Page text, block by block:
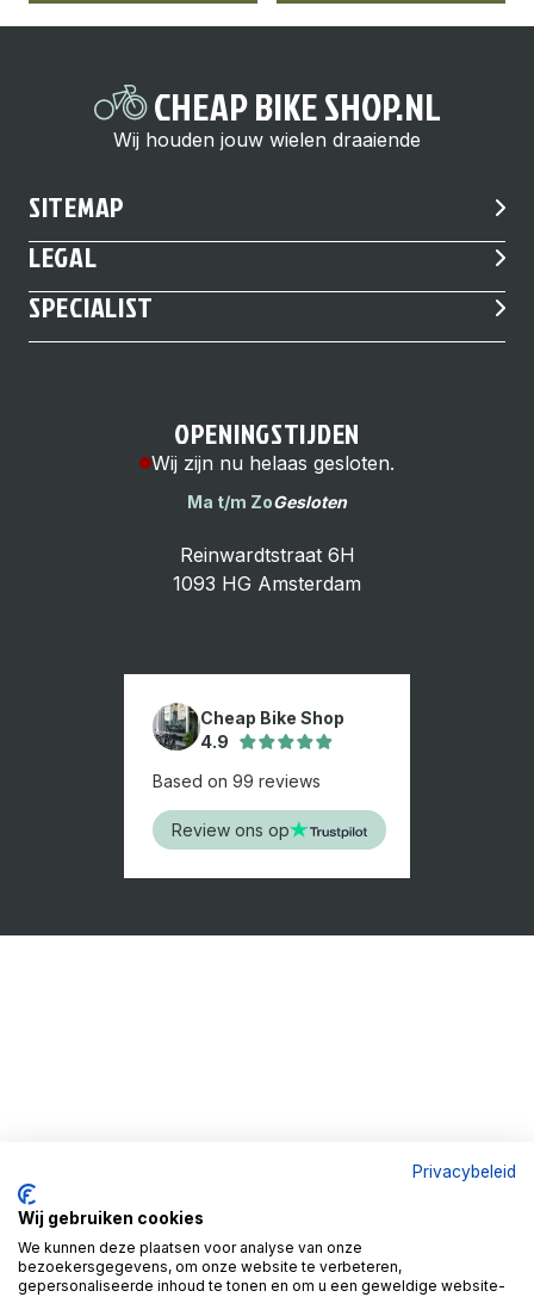
CHEAP BIKE SHOP.NL
Wij houden jouw wielen draaiende
SITEMAP
LEGAL
SPECIALIST
Cheap Bike Shop
4.9
Based on 99 reviews
Review ons op
OPENINGSTIJDEN
Wij zijn nu helaas gesloten.
Ma t/m ZoGesloten
Reinwardtstraat 6H
1093 HG Amsterdam
Privacybeleid
Wij gebruiken cookies
We kunnen deze plaatsen voor analyse van onze
bezoekersgegevens, om onze website te verbeteren,
gepersonaliseerde inhoud te tonen en om u een geweldige website-